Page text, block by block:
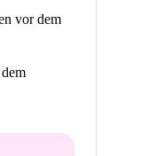
vor dem